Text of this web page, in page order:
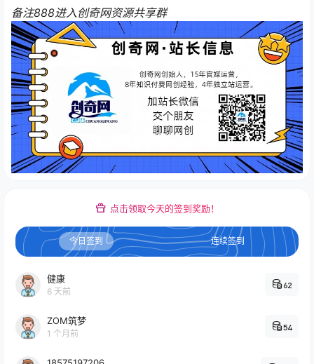
备注888进入创奇网资源共享群
点击领取今天的签到奖励！
今日签到 连续签到
健康
6 天前
62
ZOM筑梦
1 个月前
54